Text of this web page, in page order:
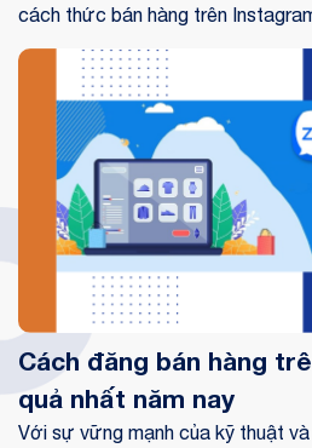
cách thức bán hàng trên
Facebook để thu hút các bạn,
theo đuổi nền tảng Instagram để
kênh quảng bán sản phẩm và
cùng tuyệt hảo. Vì thế bài viết
hướng dẫn bạn cách bán hàng
bước đơn giản nhanh chóng nhất.
Cách đăng bán hàng
quả nhất năm nay
Với sự vững mạnh của kỹ thuật